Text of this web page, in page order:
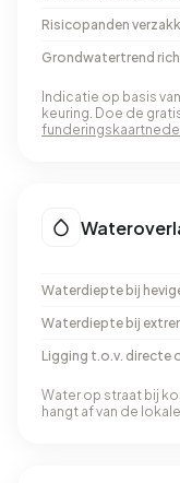
Risicopanden
Grondwatertrend
Indicatie op basis
keuring. Doe de
Waterdiepte bij
Waterdiepte bij
Ligging t.o.v. directe
Water op straat bij
hangt af van de